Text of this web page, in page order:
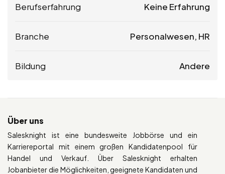
Berufserfahrung Keine Erfahrung
Branche Personalwesen, HR
Bildung Andere
Über uns
Salesknight ist eine bundesweite Jobbörse und ein
Karriereportal mit einem großen Kandidatenpool für
Handel und Verkauf. Über Salesknight erhalten
Jobanbieter die Möglichkeiten, geeignete Kandidaten und